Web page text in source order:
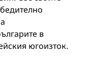
в
югоизток.